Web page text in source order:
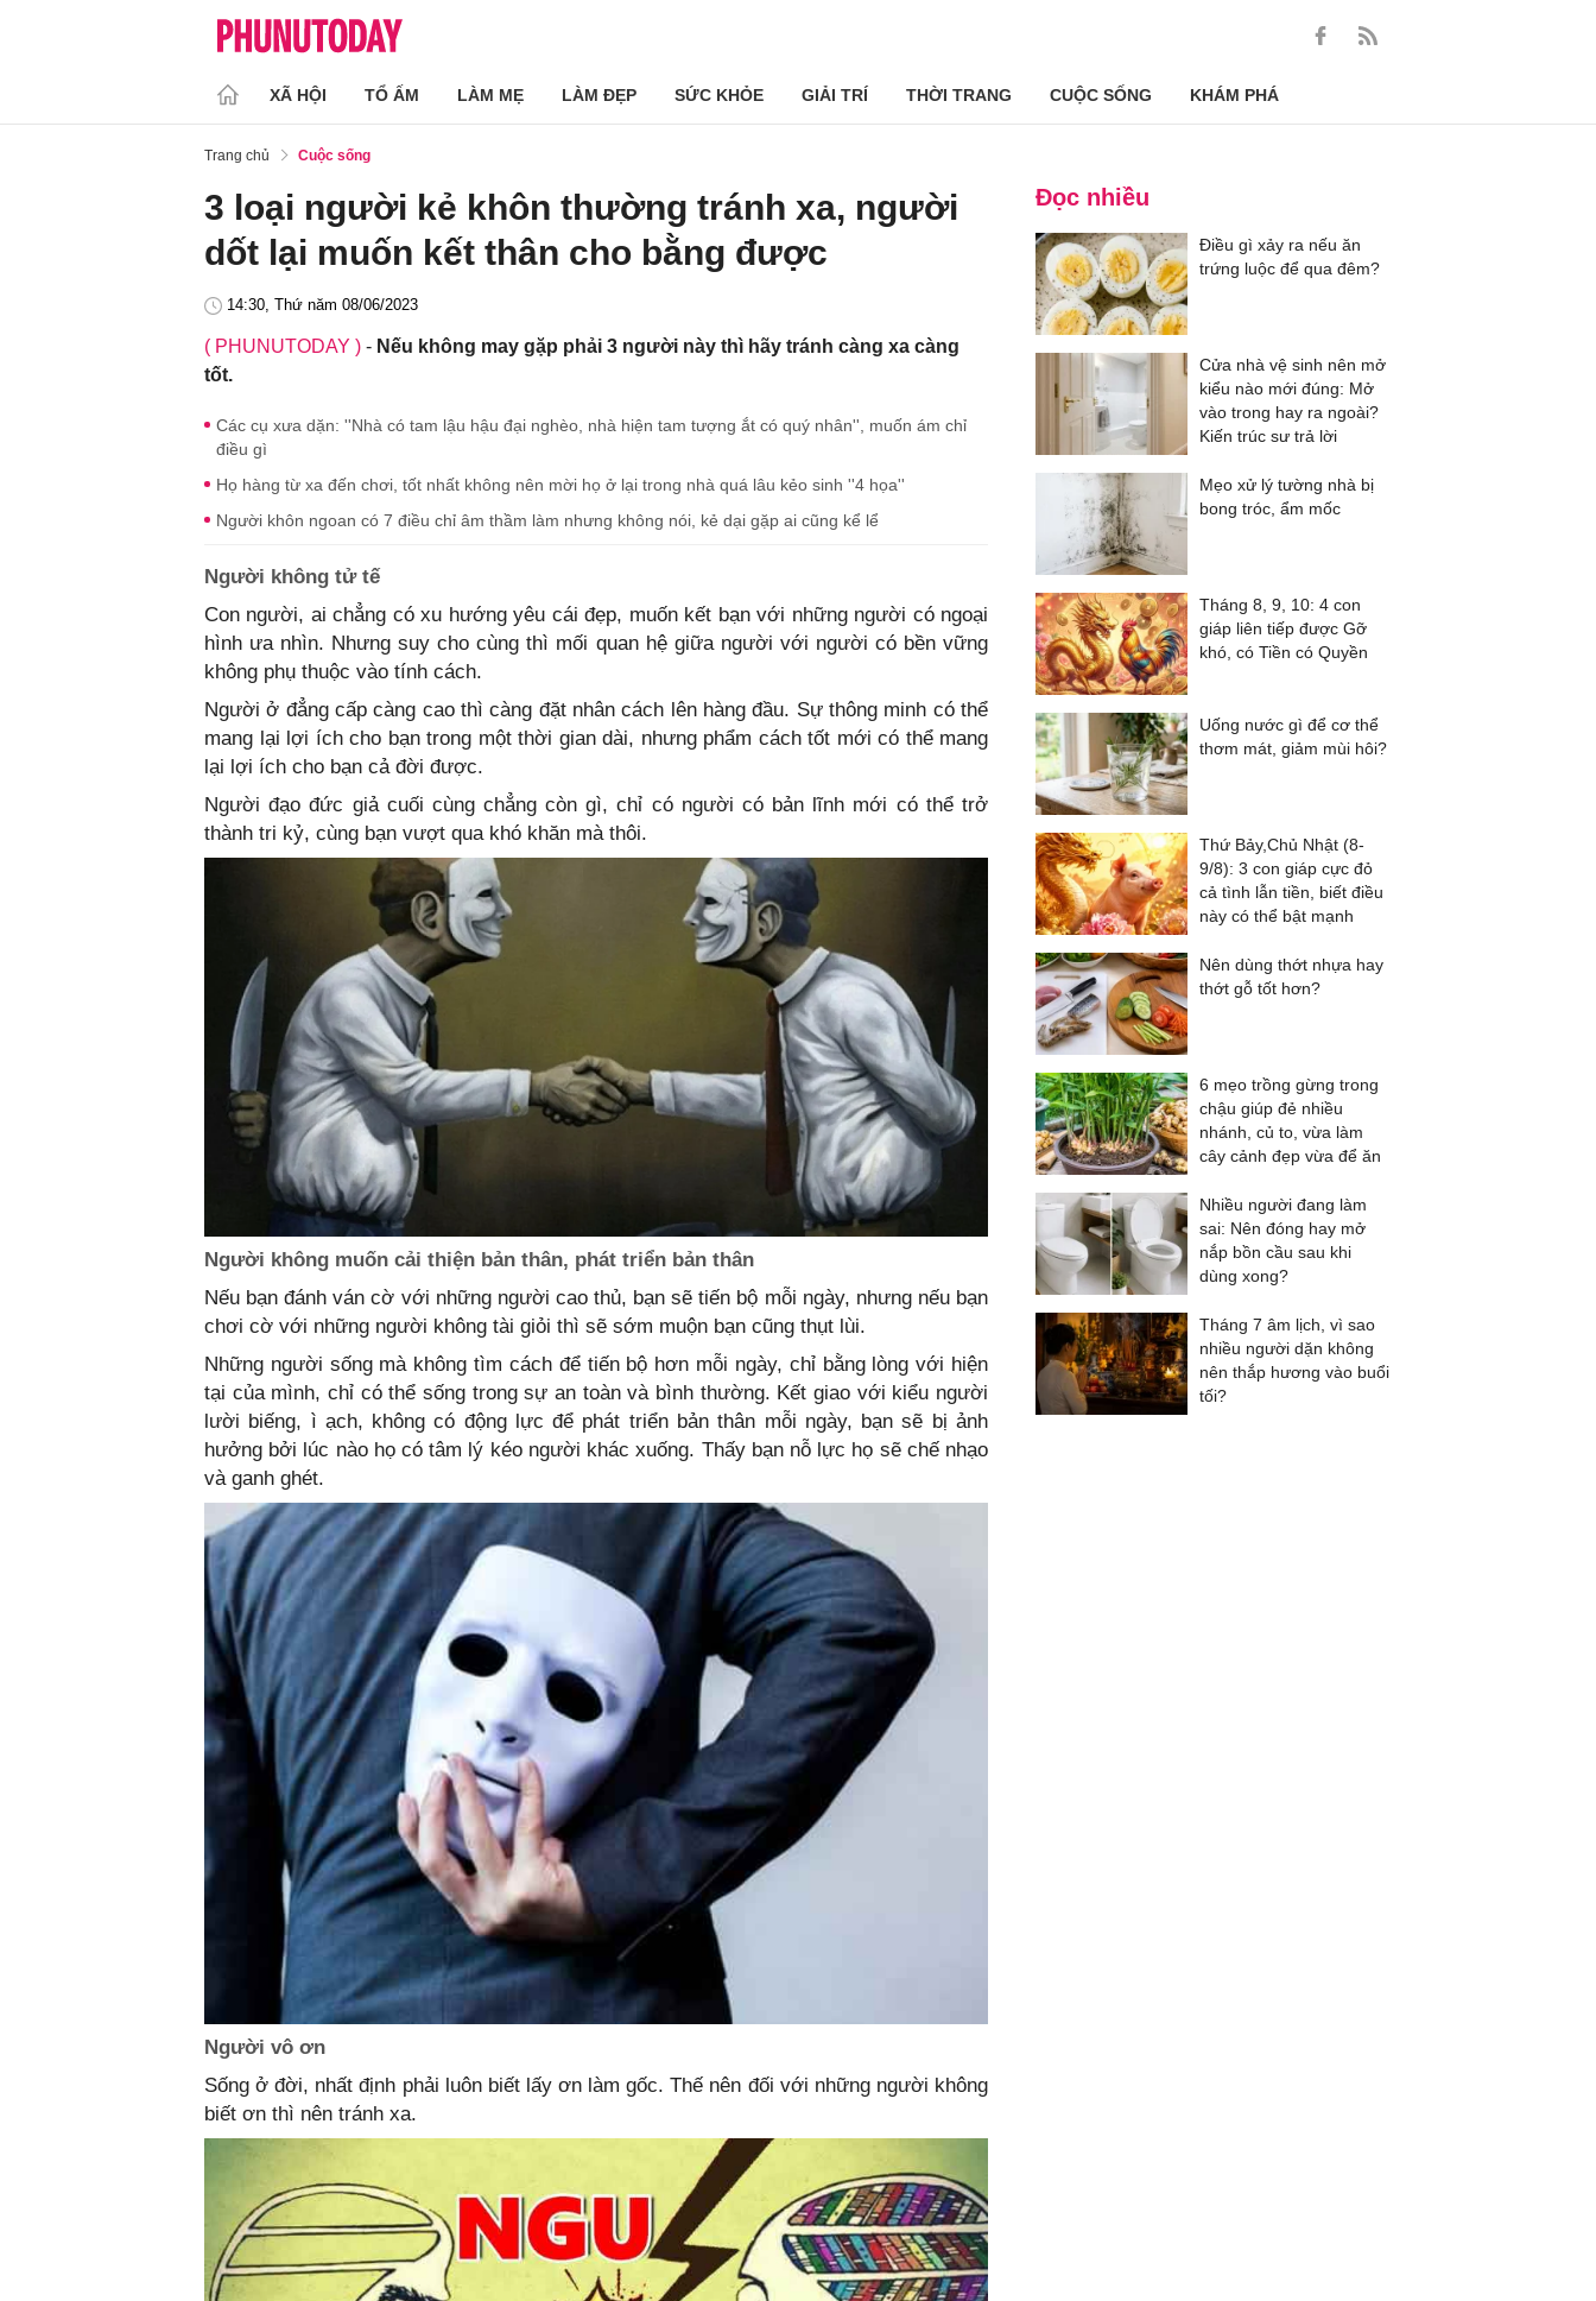
XÃ HỘI TỔ ẤM LÀM MẸ LÀM ĐẸP SỨC KHỎE GIẢI TRÍ THỜI TRANG CUỘC SỐNG KHÁM PHÁ
Trang chủ Cuộc sống
3 loại người kẻ khôn thường tránh xa, người
dốt lại muốn kết thân cho bằng được
14:30, Thứ năm 08/06/2023
( PHUNUTODAY ) - Nếu không may gặp phải 3 người này thì hãy tránh càng xa càng
tốt.
Các cụ xưa dặn: ''Nhà có tam lậu hậu đại nghèo, nhà hiện tam tượng ắt có quý nhân'', muốn ám chỉ
điều gì
Họ hàng từ xa đến chơi, tốt nhất không nên mời họ ở lại trong nhà quá lâu kẻo sinh ''4 họa''
Người khôn ngoan có 7 điều chỉ âm thầm làm nhưng không nói, kẻ dại gặp ai cũng kể lể
Người không tử tế
Con người, ai chẳng có xu hướng yêu cái đẹp, muốn kết bạn với những người có ngoại
hình ưa nhìn. Nhưng suy cho cùng thì mối quan hệ giữa người với người có bền vững
không phụ thuộc vào tính cách.
Người ở đẳng cấp càng cao thì càng đặt nhân cách lên hàng đầu. Sự thông minh có thể
mang lại lợi ích cho bạn trong một thời gian dài, nhưng phẩm cách tốt mới có thể mang
lại lợi ích cho bạn cả đời được.
Người đạo đức giả cuối cùng chẳng còn gì, chỉ có người có bản lĩnh mới có thể trở
thành tri kỷ, cùng bạn vượt qua khó khăn mà thôi.
Người không muốn cải thiện bản thân, phát triển bản thân
Nếu bạn đánh ván cờ với những người cao thủ, bạn sẽ tiến bộ mỗi ngày, nhưng nếu bạn
chơi cờ với những người không tài giỏi thì sẽ sớm muộn bạn cũng thụt lùi.
Những người sống mà không tìm cách để tiến bộ hơn mỗi ngày, chỉ bằng lòng với hiện
tại của mình, chỉ có thể sống trong sự an toàn và bình thường. Kết giao với kiểu người
lười biếng, ì ạch, không có động lực để phát triển bản thân mỗi ngày, bạn sẽ bị ảnh
hưởng bởi lúc nào họ có tâm lý kéo người khác xuống. Thấy bạn nỗ lực họ sẽ chế nhạo
và ganh ghét.
Người vô ơn
Sống ở đời, nhất định phải luôn biết lấy ơn làm gốc. Thế nên đối với những người không
biết ơn thì nên tránh xa.
Đọc nhiều
Điều gì xảy ra nếu ăn
trứng luộc để qua đêm?
Cửa nhà vệ sinh nên mở
kiểu nào mới đúng: Mở
vào trong hay ra ngoài?
Kiến trúc sư trả lời
Mẹo xử lý tường nhà bị
bong tróc, ẩm mốc
Tháng 8, 9, 10: 4 con
giáp liên tiếp được Gỡ
khó, có Tiền có Quyền
Uống nước gì để cơ thể
thơm mát, giảm mùi hôi?
Thứ Bảy,Chủ Nhật (8-
9/8): 3 con giáp cực đỏ
cả tình lẫn tiền, biết điều
này có thể bật mạnh
Nên dùng thớt nhựa hay
thớt gỗ tốt hơn?
6 mẹo trồng gừng trong
chậu giúp đẻ nhiều
nhánh, củ to, vừa làm
cây cảnh đẹp vừa để ăn
Nhiều người đang làm
sai: Nên đóng hay mở
nắp bồn cầu sau khi
dùng xong?
Tháng 7 âm lịch, vì sao
nhiều người dặn không
nên thắp hương vào buổi
tối?